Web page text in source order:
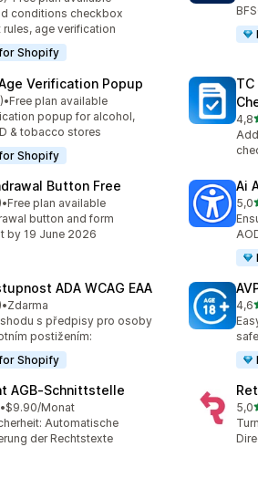
recenzí: 178
conditions checkbox
age verification
Shopify
Verification Popup
recenzí: 111
•Free plan available
popup for alcohol,
& tobacco stores
Shopify
4,8
Button Free
recenzí: 23
•Free plan available
button and form
by 19 June 2026
Ai
5,0
ADA WCAG EAA
recenzí: 23
•Zdarma
s předpisy pro osoby
postižením:
Shopify
4,6
AGB‑Schnittstelle
recenzí: 18
•$9.90/Monat
Automatische
der Rechtstexte
5,0